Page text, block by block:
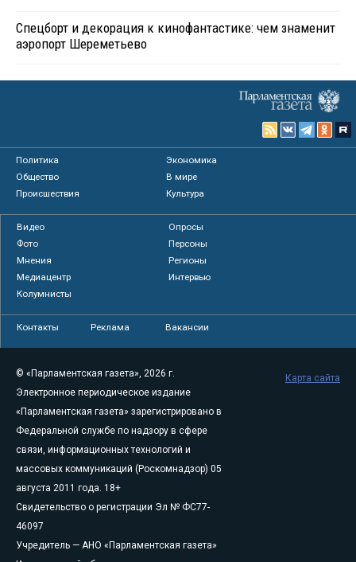
Спецборт и декорация к кинофантастике: чем знаменит
аэропорт Шереметьево
Политика
Экономика
Общество
В мире
Происшествия
Культура
Видео
Опросы
Фото
Персоны
Мнения
Регионы
Медиацентр
Интервью
Колумнисты
Контакты Реклама Вакансии
© «Парламентская газета», 2026 г.
Электронное периодическое издание
«Парламентская газета» зарегистрировано в
Федеральной службе по надзору в сфере
связи, информационных технологий и
массовых коммуникаций (Роскомнадзор) 05
августа 2011 года. 18+
Свидетельство о регистрации Эл № ФС77-
46097
Учредитель — АНО «Парламентская газета»
Карта сайта